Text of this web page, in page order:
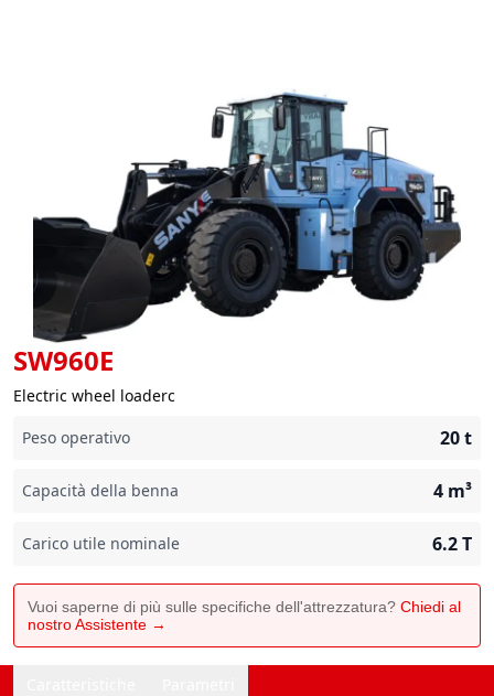
SW960E
Electric wheel loaderc
Peso operativo
20t
Capacità della benna 4 m³
Carico utile nominale 6.2T
Vuoi saperne di più sulle specifiche dell'attrezzatura? Chiedi al
nostro Assistente →